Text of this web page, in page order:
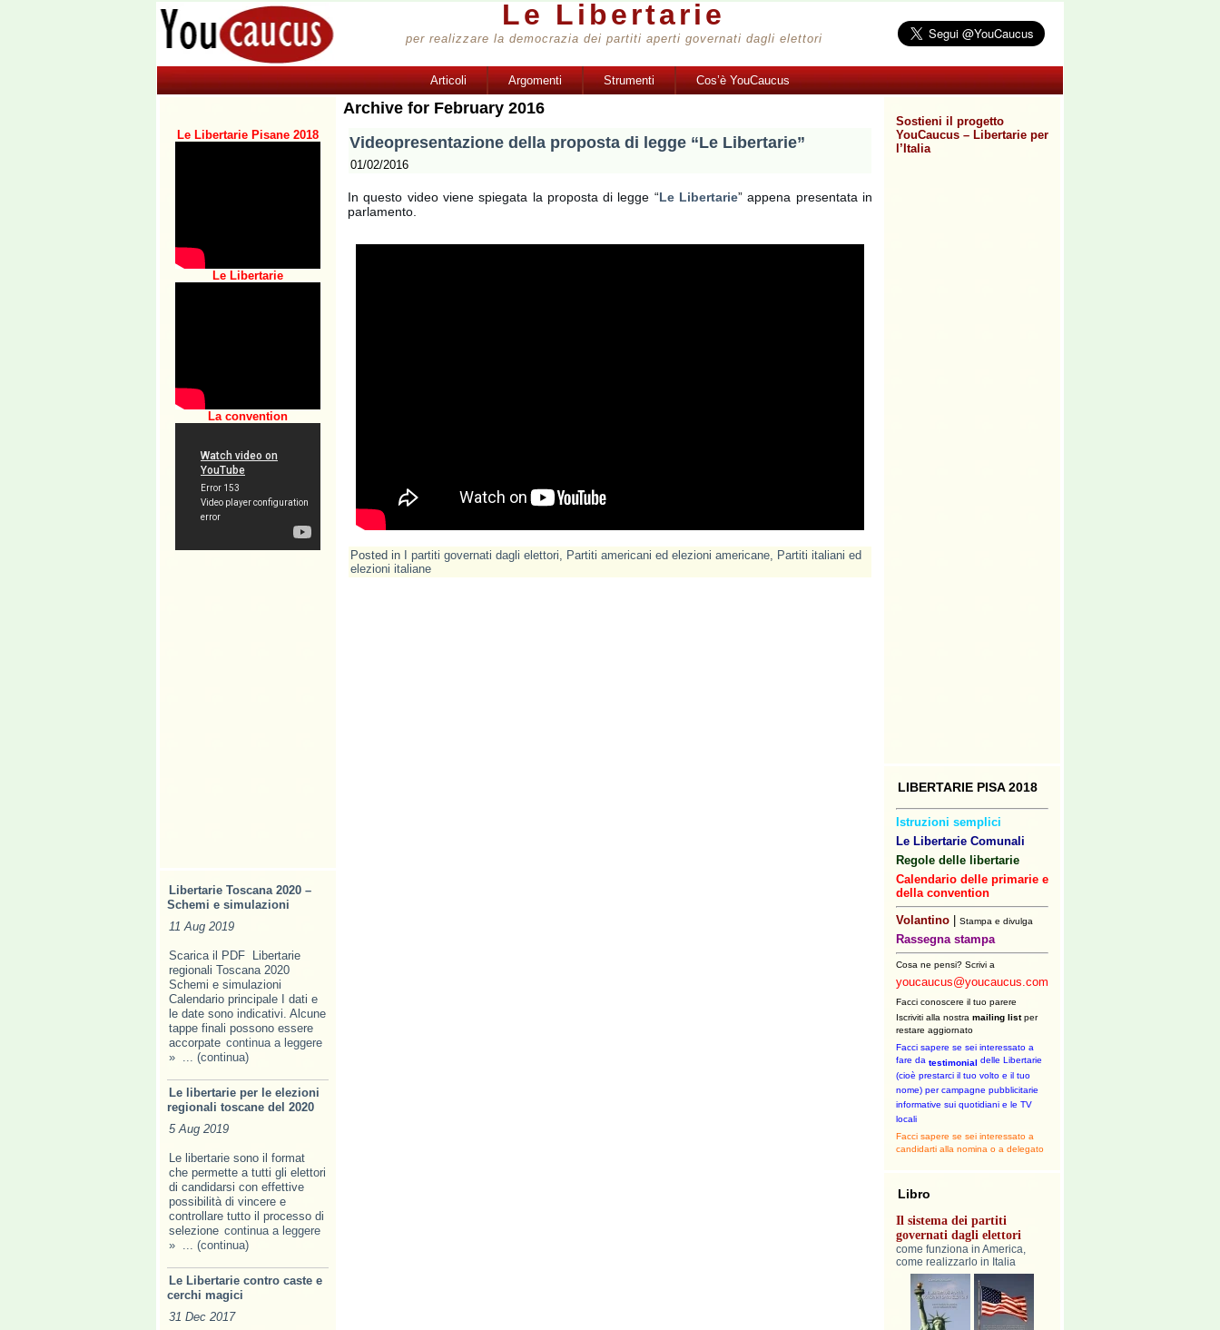
Le Libertarie
per realizzare la democrazia dei partiti aperti governati dagli elettori
Articoli Argomenti Strumenti Cos’è YouCaucus
Le Libertarie Pisane 2018
Le Libertarie
La convention
Libertarie Toscana 2020 –
Schemi e simulazioni
11 Aug 2019
Scarica il PDF Libertarie
regionali Toscana 2020
Schemi e simulazioni
Calendario principale I dati e
le date sono indicativi. Alcune
tappe finali possono essere
accorpate continua a leggere
» ... (continua)
Le libertarie per le elezioni
regionali toscane del 2020
5 Aug 2019
Le libertarie sono il format
che permette a tutti gli elettori
di candidarsi con effettive
possibilità di vincere e
controllare tutto il processo di
selezione continua a leggere
» ... (continua)
Le Libertarie contro caste e
cerchi magici
31 Dec 2017
Archive for February 2016
Videopresentazione della proposta di legge “Le Libertarie”
01/02/2016
In questo video viene spiegata la proposta di legge “Le Libertarie” appena presentata in
parlamento.
Posted in I partiti governati dagli elettori, Partiti americani ed elezioni americane, Partiti italiani ed
elezioni italiane
Sostieni il progetto
YouCaucus – Libertarie per
l’Italia
LIBERTARIE PISA 2018
Istruzioni semplici
Le Libertarie Comunali
Regole delle libertarie
Calendario delle primarie e
della convention
Volantino
Stampa e divulga
Rassegna stampa
Cosa ne pensi? Scrivi a
youcaucus@youcaucus.com
Facci conoscere il tuo parere
Iscriviti alla nostra mailing listper
restare aggiornato
Facci sapere se sei interessato a
fare da testimonial delle Libertarie
(cioè prestarci il tuo volto e il tuo
nome) per campagne pubblicitarie
informative sui quotidiani e le TV
locali
Facci sapere se sei interessato a
candidarti alla nomina o a delegato
Libro
Il sistema dei partiti
governati dagli elettori
come funziona in America,
come realizzarlo in Italia